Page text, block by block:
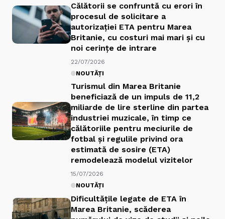
Călătorii se confruntă cu erori în
procesul de solicitare a
autorizației ETA pentru Marea
Britanie, cu costuri mai mari și cu
noi cerințe de intrare
22/07/2026
NOUTĂȚI
Turismul din Marea Britanie
beneficiază de un impuls de 11,2
miliarde de lire sterline din partea
industriei muzicale, în timp ce
călătoriile pentru meciurile de
fotbal și regulile privind ora
estimată de sosire (ETA)
remodelează modelul vizitelor
15/07/2026
NOUTĂȚI
Dificultățile legate de ETA în
Marea Britanie, scăderea